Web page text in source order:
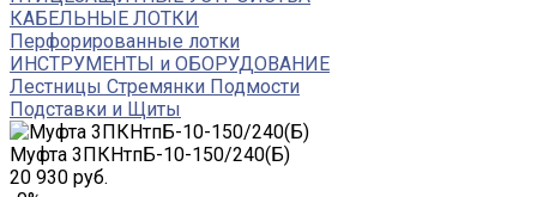
КАБЕЛЬНЫЕ ЛОТКИ
Перфорированные лотки
ИНСТРУМЕНТЫ и ОБОРУДОВАНИЕ
Лестницы Стремянки Подмости
Подставки и Щиты
Муфта 3ПКНтпБ-10-150/240(Б)
20 930 руб.